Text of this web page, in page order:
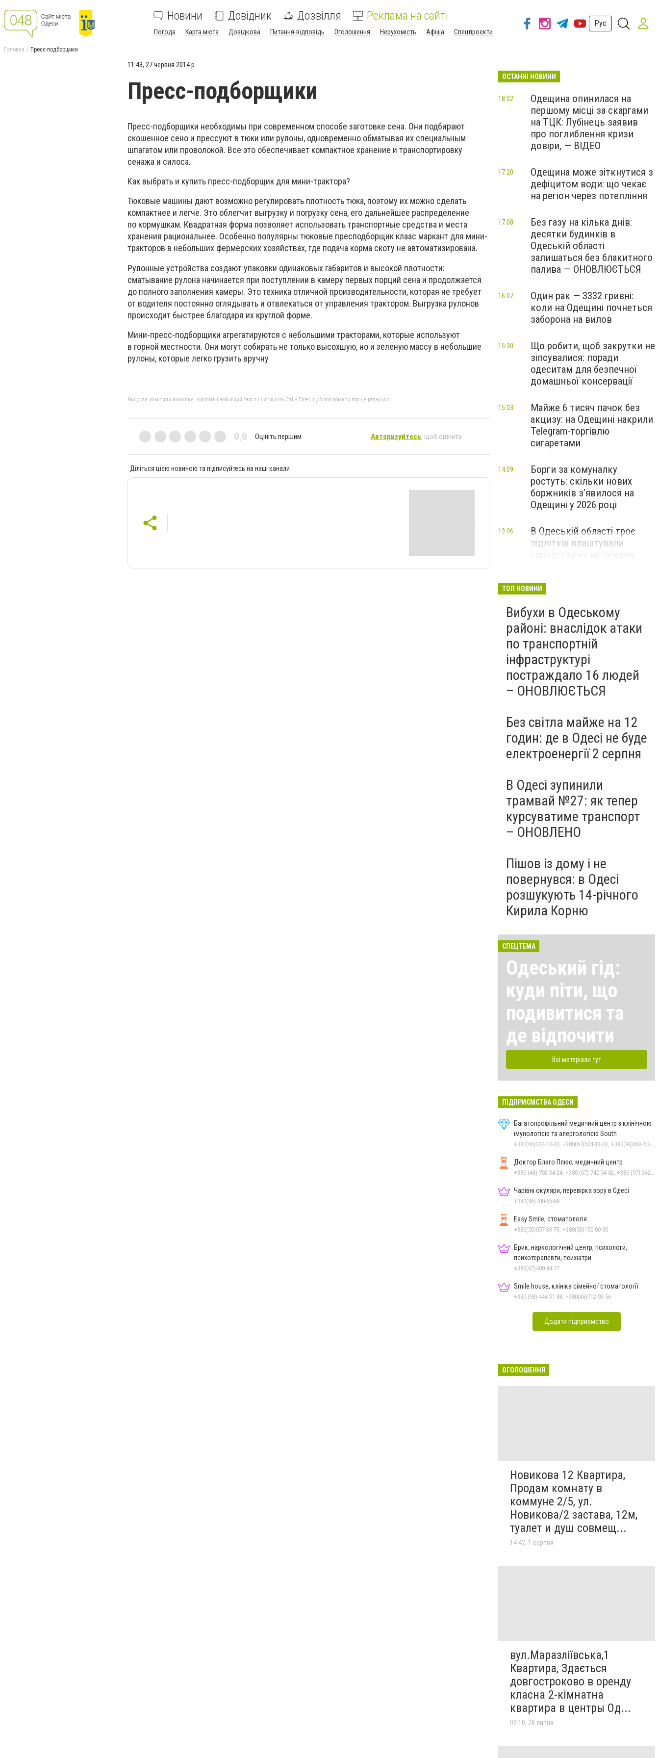
Новини Довідник Дозвілля Реклама на сайті
Погода Карта міста Довідкова Питання-відповідь Оголошення Нерухомість Афіша Спецпроєкти
Рус
Головна Пресс-подборщики
11:43, 27 червня 2014 р.
Пресс-подборщики
Пресс-подборщики необходимы при современном способе заготовке сена. Они подбирают
скошенное сено и прессуют в тюки или рулоны, одновременно обматывая их специальным
шпагатом или проволокой. Все это обеспечивает компактное хранение и транспортировку
сенажа и силоса.
Как выбрать и купить пресс-подборщик для мини-трактора?
Тюковые машины дают возможно регулировать плотность тюка, поэтому их можно сделать
компактнее и легче. Это облегчит выгрузку и погрузку сена, его дальнейшее распределение
по кормушкам. Квадратная форма позволяет использовать транспортные средства и места
хранения рациональнее. Особенно популярны тюковые пресподборщик клаас маркант для мини-
тракторов в небольших фермерских хозяйствах, где подача корма скоту не автоматизирована.
Рулонные устройства создают упаковки одинаковых габаритов и высокой плотности:
сматывание рулона начинается при поступлении в камеру первых порций сена и продолжается
до полного заполнения камеры. Это техника отличной производительности, которая не требует
от водителя постоянно оглядывать и отвлекаться от управления трактором. Выгрузка рулонов
происходит быстрее благодаря их круглой форме.
Мини-пресс-подборщики агрегатируются с небольшими тракторами, которые используют
в горной местности. Они могут собирать не только высохшую, но и зеленую массу в небольшие
рулоны, которые легко грузить вручну
Якщо ви помітили помилку, виділіть необхідний текст і натисніть Ctrl + Enter, щоб повідомити про це редакцію
0,0 Оцініть першим Авторизуйтесь, щоб оцінити
Діліться цією новиною та підписуйтесь на наші канали
ОСТАННІ НОВИНИ
Одещина опинилася на
першому місці за скаргами
на ТЦК: Лубінець заявив
про поглиблення кризи
довіри, — ВІДЕО
18:02
Одещина може зіткнутися з
дефіцитом води: що чекає
на регіон через потепління
17:20
Без газу на кілька днів:
десятки будинків в
Одеській області
залишаться без блакитного
палива — ОНОВЛЮЄТЬСЯ
17:08
Один рак — 3332 гривні:
коли на Одещині почнеться
заборона на вилов
16:07
Що робити, щоб закрутки не
зіпсувалися: поради
одеситам для безпечної
домашньої консервації
15:30
Майже 6 тисяч пачок без
акцизу: на Одещині накрили
Telegram-торгівлю
сигаретами
15:03
Борги за комуналку
ростуть: скільки нових
боржників з’явилося на
Одещині у 2026 році
14:09
В Одеській області троє
підлітків влаштували
13:06
ТОП НОВИНИ
Вибухи в Одеському
районі: внаслідок атаки
по транспортній
інфраструктурі
постраждало 16 людей
– ОНОВЛЮЄТЬСЯ
Без світла майже на 12
годин: де в Одесі не буде
електроенергії 2 серпня
В Одесі зупинили
трамвай №27: як тепер
курсуватиме транспорт
– ОНОВЛЕНО
Пішов із дому і не
повернувся: в Одесі
розшукують 14-річного
Кирила Корню
СПЕЦТЕМА
Одеський гід:
куди піти, що
подивитися та
де відпочити
Всі матеріали тут
ПІДПРИЄМСТВА ОДЕСИ
Багатопрофільний медичний центр з клінічною
імунологією та алергологією South
Доктор Благо Плюс, медичний центр
Чарівні окуляри, перевірка зору в Одесі
+380(96)700-66-88
Easy Smile, стоматологія
+380(50)057-33-73, +380(50)150-00-90
Брик, наркологічний центр, психологи,
психотерапевти, психіатри
+380(67)400-44-77
Smile house, клініка сімейної стоматології
+380 (98) 446 31 88, +380(48)712-93-56
Додати підприємство
ОГОЛОШЕННЯ
Новикова 12 Квартира,
Продам комнату в
коммуне 2/5, ул.
Новикова/2 застава, 12м,
туалет и душ совмещ...
14:42, 1 серпня
вул.Маразліївська,1
Квартира, Здається
довгостроково в оренду
класна 2-кімнатна
квартира в центры Од...
09:10, 28 липня